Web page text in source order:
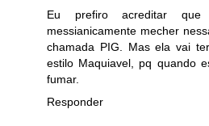
Eu prefiro acreditar
messianicamente mecher
chamada PIG. Mas ela vai
estilo Maquiavel, pq quando
fumar.
Responder